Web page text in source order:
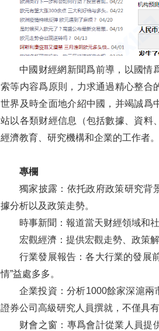
中國财經網新聞爲前導，以國情
索等内容爲原則，力求通過精心整合
世界及時全面地介紹中國，并竭誠爲
站以各類财經信息（包括數據、資料
經濟教育、研究機構和企業的工作者。
專欄
獨家披露：依托政府政策研究背
據分析以及政策走勢。
時事新聞：報道當天财經領域和
宏觀經濟：提供宏觀走勢、政策
行業發展報告：各大行業的發展
情”益處多多。
企業投資：分析1000餘家深滬
證券公司高級研究人員撰就，不僅具
财會之窗：專爲會計從業人員提